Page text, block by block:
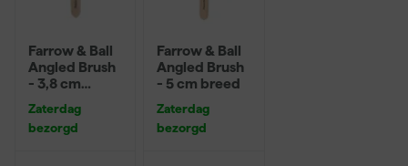
Farrow & Ball
Angled Brush
- 3,8 cm
Zaterdag
bezorgd
Farrow & Ball
Angled Brush
- 5 cm breed
Zaterdag
bezorgd